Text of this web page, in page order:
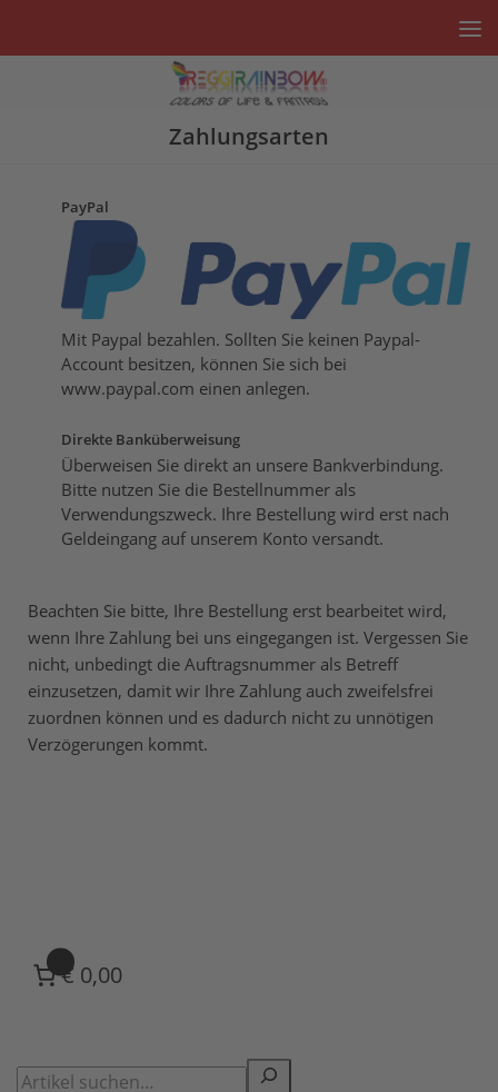
Zahlungsarten
PayPal
Mit Paypal bezahlen. Sollten Sie keinen Paypal-
Account besitzen, können Sie sich bei
www.paypal.com einen anlegen.
Direkte Banküberweisung
Überweisen Sie direkt an unsere Bankverbindung.
Bitte nutzen Sie die Bestellnummer als
Verwendungszweck. Ihre Bestellung wird erst nach
Geldeingang auf unserem Konto versandt.
Beachten Sie bitte, Ihre Bestellung erst bearbeitet wird,
wenn Ihre Zahlung bei uns eingegangen ist. Vergessen Sie
nicht, unbedingt die Auftragsnummer als Betreff
einzusetzen, damit wir Ihre Zahlung auch zweifelsfrei
zuordnen können und es dadurch nicht zu unnötigen
Verzögerungen kommt.
€ 0,00